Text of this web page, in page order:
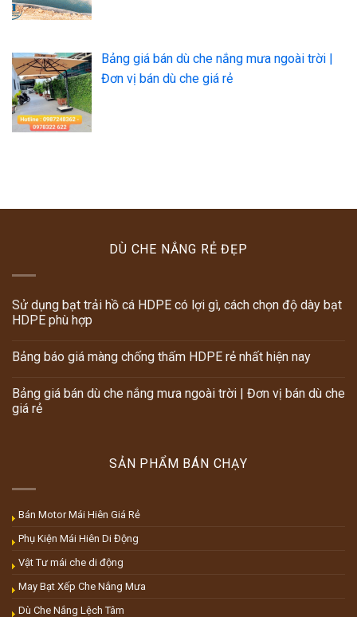
Bảng giá bán dù che nắng mưa ngoài trời |
Đơn vị bán dù che giá rẻ
DÙ CHE NẮNG RẺ ĐẸP
Sử dụng bạt trải hồ cá HDPE có lợi gì, cách chọn độ dày bạt
HDPE phù hợp
Bảng báo giá màng chống thấm HDPE rẻ nhất hiện nay
Bảng giá bán dù che nắng mưa ngoài trời | Đơn vị bán dù che
giá rẻ
SẢN PHẨM BÁN CHẠY
Bán Motor Mái Hiên Giá Rẻ
Phụ Kiện Mái Hiên Di Động
Vật Tư mái che di động
May Bạt Xếp Che Nắng Mưa
Dù Che Nắng Lệch Tâm